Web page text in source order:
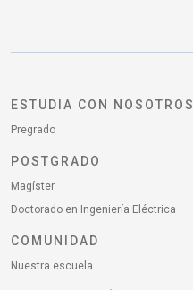
ESTUDIA CON NOSOTROS
Pregrado
POSTGRADO
Magíster
Doctorado en Ingeniería Eléctrica
COMUNIDAD
Nuestra escuela